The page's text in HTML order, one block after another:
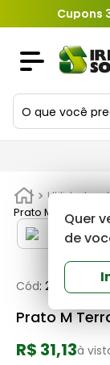
Cupons
O que você
Quer
de
Utilidades
Prato M Terracota
Cód:238333
Prato M
R$ 31,13à
TERMOS
2º
3º
porta
5º
telha
6º
7º
tinta